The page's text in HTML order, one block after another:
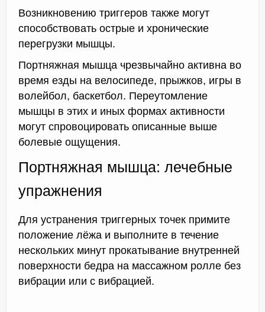
Возникновению триггеров также могут
способствовать острые и хронические
перегрузки мышцы.
Портняжная мышца чрезвычайно активна во
время езды на велосипеде, прыжков, игры в
волейбол, баскетбол. Переутомление
мышцы в этих и иных формах активности
могут спровоцировать описанные выше
болевые ощущения.
Портняжная мышца: лечебные
упражнения
Для устранения триггерных точек примите
положение лёжа и выполните в течение
нескольких минут прокатывание внутренней
поверхности бедра на массажном ролле без
вибрации или с вибрацией.